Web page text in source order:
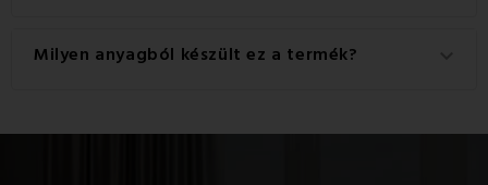
A legjobb eredmény érdekében javasoljuk, hogy a
terméket Kézi mosás-on mossa.
Milyen anyagból készült ez a termék?